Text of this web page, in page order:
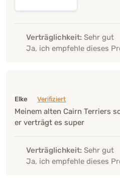
Verträglichkeit: Sehr gut
Ja, ich empfehle dieses
Elke
Verifiziert
Meinem alten Cairn Terriers
er verträgt es super
Verträglichkeit: Sehr gut
Ja, ich empfehle dieses